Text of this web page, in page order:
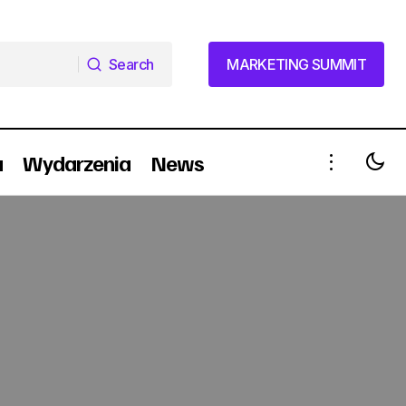
Search
MARKETING SUMMIT
MARKETING SUMMIT
Wydarzenia News